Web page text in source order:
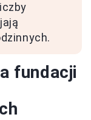
fundacji